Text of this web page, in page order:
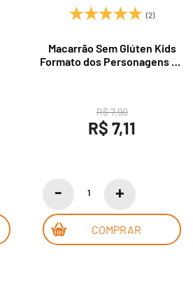
(2)
Macarrão Sem Glúten Kids
Formato dos Personagens do
R$ 7,90
R$ 7,11
COMPRAR